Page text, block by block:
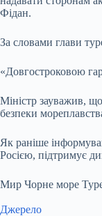
Фідан.
За словами глави
«Довгостроковою
Міністр зауважив,
безпеки
Як раніше
Росією, підтримує
Мир Чорне море
Джерело